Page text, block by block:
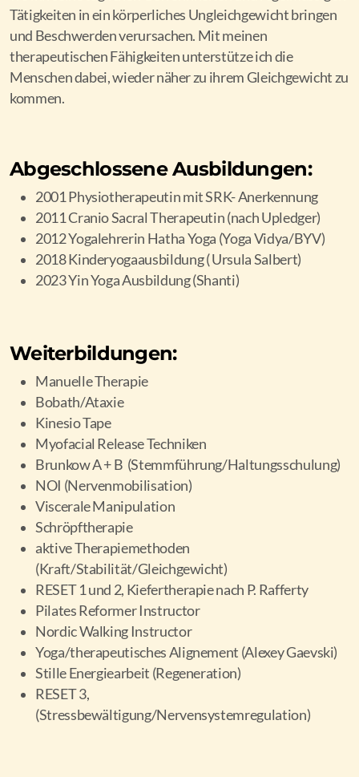
Tätigkeiten in ein körperliches Ungleichgewicht bringen
und Beschwerden verursachen. Mit meinen
therapeutischen Fähigkeiten unterstütze ich die
Menschen dabei, wieder näher zu ihrem Gleichgewicht zu
kommen.
Abgeschlossene Ausbildungen:
2001 Physiotherapeutin mit SRK- Anerkennung
2011 Cranio Sacral Therapeutin (nach Upledger)
2012 Yogalehrerin Hatha Yoga (Yoga Vidya/BYV)
2018 Kinderyogaausbildung ( Ursula Salbert)
2023 Yin Yoga Ausbildung (Shanti)
Weiterbildungen:
Manuelle Therapie
Bobath/Ataxie
Kinesio Tape
Myofacial Release Techniken
Brunkow A + B (Stemmführung/Haltungsschulung)
NOI (Nervenmobilisation)
Viscerale Manipulation
Schröpftherapie
aktive Therapiemethoden
(Kraft/Stabilität/Gleichgewicht)
RESET 1 und 2, Kiefertherapie nach P. Rafferty
Pilates Reformer Instructor
Nordic Walking Instructor
Yoga/therapeutisches Alignement (Alexey Gaevski)
Stille Energiearbeit (Regeneration)
RESET 3,
(Stressbewältigung/Nervensystemregulation)